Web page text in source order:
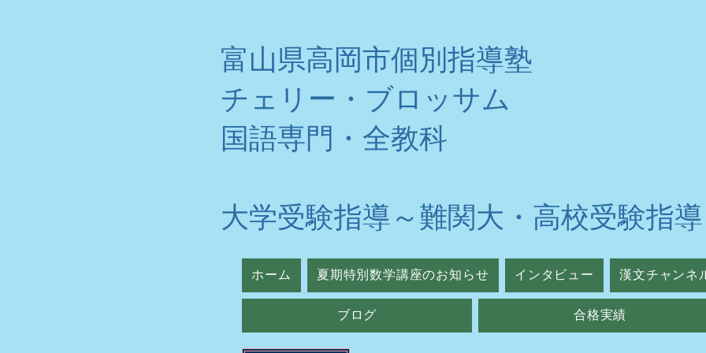
富山県高岡市個別指導塾
チェリー・ブロッサム
​国語専門・全教科
大学受験指導～難関大・高校受験指導
ホーム 夏期特別数学講座のお知らせ インタビュー 漢文チャンネ
ブログ 合格実績